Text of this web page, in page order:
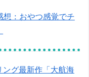
想：おやつ感覚でチ
ング最新作「大航海